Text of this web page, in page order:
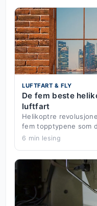
LUFTFART & FLY
De fem beste
luftfart
Helikoptre
fem topptypene som
6 min lesing